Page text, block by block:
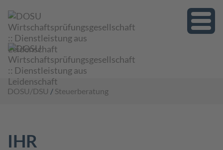
Toggle
DOSU/DSU / Steuerberatung
IHR